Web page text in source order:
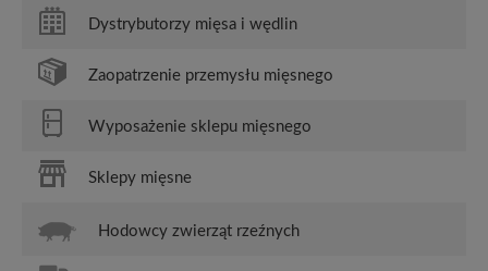
Dystrybutorzy mięsa i wędlin
Zaopatrzenie przemysłu mięsnego
Wyposażenie sklepu mięsnego
Sklepy mięsne
Hodowcy zwierząt rzeźnych